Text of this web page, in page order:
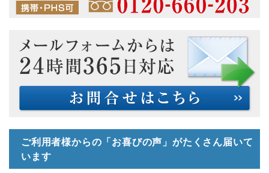
ご利用者様からの「お喜びの声」がたくさん届いて
います